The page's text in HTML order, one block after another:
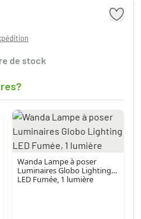
de stock
Wanda Lampe à poser
Luminaires Globo Lighting
LED Fumée, 1 lumière